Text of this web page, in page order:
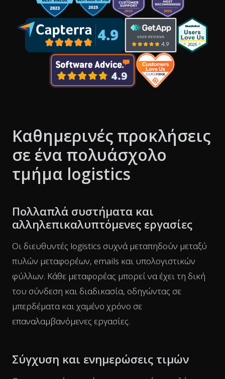
Καθημερινές προκλήσεις
σε ένα πολυάσχολο
τμήμα logistics
Πολλαπλά συστήματα και
αλληλεπικαλυπτόμενες εργασίες
Οι διευθυντές logistics συχνά μεταπηδούν μεταξύ
πυλών μεταφορέων, emails και υπολογιστικών
φύλλων. Κάθε μεταφορέας μπορεί να έχει τη δική
του σύνδεση και διαδικασία, οδηγώντας σε
μπερδέματα και χαμένο χρόνο σε
επαναλαμβανόμενες εργασίες.
Σύγχυση και ενημερώσεις τιμών